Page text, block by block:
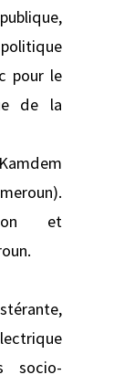
pour le
de la
et
socio-